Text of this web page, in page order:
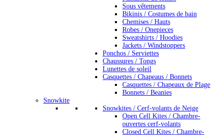
Sous vêtements
Bikinis / Costumes de bain
Chemises / Hauts
Robes / Onepieces
Sweatshirts / Hoodies
Jackets / Windstoppers
Ponchos / Serviettes
Chaussures / Tongs
Lunettes de soleil
Casquettes / Chapeaus / Bonnets
Casquettes / Chapeaux de Plage
Bonnets / Beanies
Snowkite
Snowkites / Cerf-volants de Neige
Open Cell Kites / Chambre-
ouvertes cerf-volants
Closed Cell Kites / Chambre-